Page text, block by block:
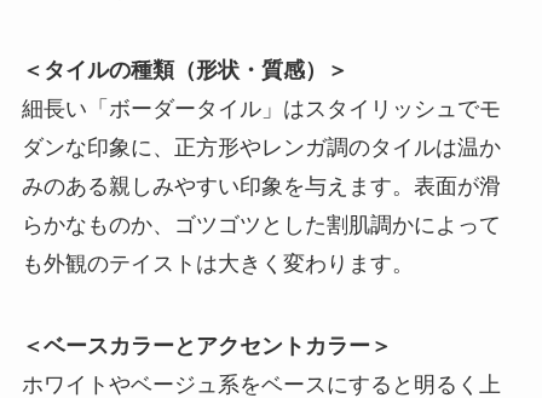
＜タイルの種類（形状・質感）＞
細長い「ボーダータイル」はスタイリッシュでモ
ダンな印象に、正方形やレンガ調のタイルは温か
みのある親しみやすい印象を与えます。表面が滑
らかなものか、ゴツゴツとした割肌調かによって
も外観のテイストは大きく変わります。
＜ベースカラーとアクセントカラー＞
ホワイトやベージュ系をベースにすると明るく上